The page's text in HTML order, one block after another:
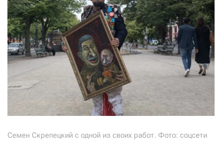
Семен Скрепецкий с одной из своих работ. Фото: соцсети